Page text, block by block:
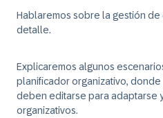
Hablaremos sobre la gestión
detalle.
Explicaremos algunos
planificador organizativo,
deben editarse para adaptarse
organizativos.